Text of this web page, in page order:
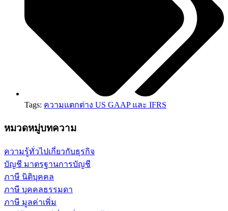
Tags: ความแตกต่าง US GAAP และ IFRS
หมวดหมู่บทความ
ความรู้ทั่วไปเกี่ยวกับธุรกิจ
บัญชี มาตรฐานการบัญชี
ภาษี นิติบุคคล
ภาษี บุคคลธรรมดา
ภาษี มูลค่าเพิ่ม